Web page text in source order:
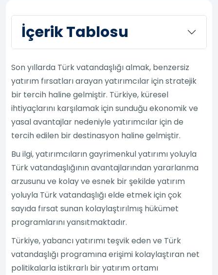
İçerik Tablosu
Son yıllarda Türk vatandaşlığı almak, benzersiz
yatırım fırsatları arayan yatırımcılar için stratejik
bir tercih haline gelmiştir. Türkiye, küresel
ihtiyaçlarını karşılamak için sunduğu ekonomik ve
yasal avantajlar nedeniyle yatırımcılar için de
tercih edilen bir destinasyon haline gelmiştir.
Bu ilgi, yatırımcıların gayrimenkul yatırımı yoluyla
Türk vatandaşlığının avantajlarından yararlanma
arzusunu ve kolay ve esnek bir şekilde yatırım
yoluyla Türk vatandaşlığı elde etmek için çok
sayıda fırsat sunan kolaylaştırılmış hükümet
programlarını yansıtmaktadır.
Türkiye, yabancı yatırımı teşvik eden ve Türk
vatandaşlığı programına erişimi kolaylaştıran net
politikalarla istikrarlı bir yatırım ortamı